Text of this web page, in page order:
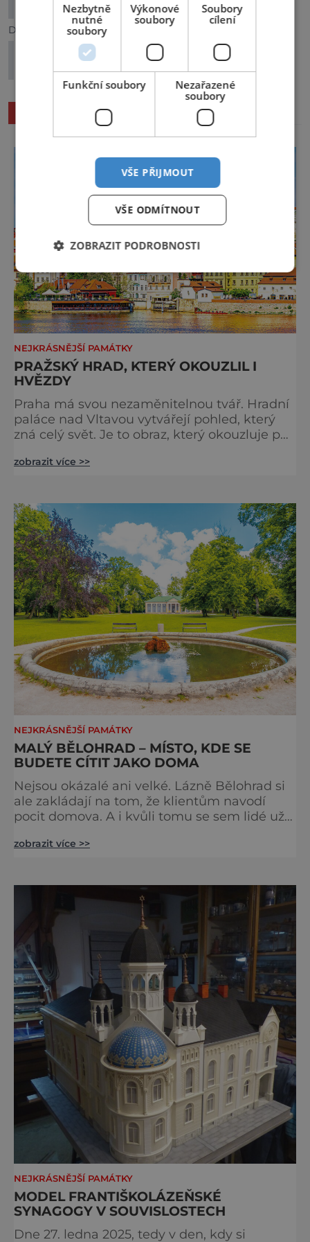
zájezdy které mění pohled na dějiny
Další článek
Můstek: šumavská hora ticha, větru a
SOUVISEJÍCÍ ČLÁNKY
NEJKRÁSNĚJŠÍ PAMÁTKY
PRAŽSKÝ HRAD, KTERÝ OKOUZLIL I
HVĚZDY
Praha má svou nezaměnitelnou tvář. Hradní
paláce nad Vltavou vytvářejí pohled, který
zná celý svět. Je to obraz, který okouzluje po
jediný Čech, který by ho neznal. Pražský hrad
metropole, má ho na seznamu mí
zobrazit více >>
NEJKRÁSNĚJŠÍ PAMÁTKY
MALÝ BĚLOHRAD – MÍSTO, KDE SE
BUDETE CÍTIT JAKO DOMA
Nejsou okázalé ani velké. Lázně Bělohrad si
ale zakládají na tom, že klientům navodí
pocit domova. A i kvůli tomu se sem lidé už
lázeňské koncerty ani velkolepé akce.
nevšimne, ani se jí kolonáda vlastně neříká.
zobrazit více >>
NEJKRÁSNĚJŠÍ PAMÁTKY
MODEL FRANTIŠKOLÁZEŇSKÉ
SYNAGOGY V SOUVISLOSTECH
Dne 27. ledna 2025, tedy v den, kdy si
Nezbytně
nutné
soubory
Výkonové
soubory
Soubory
cílení
Funkční soubory
Nezařazené
soubory
VŠE PŘIJMOUT
VŠE ODMÍTNOUT
ZOBRAZIT PODROBNOSTI